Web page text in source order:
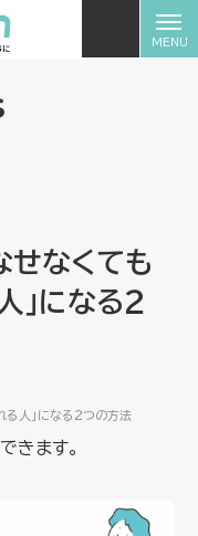
なくても
」になる２
人」になる２つの方法
きます。